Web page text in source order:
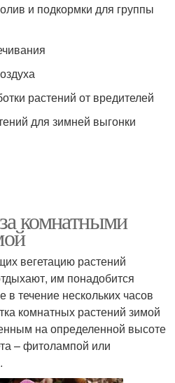
и подкормки для группы
растений от вредителей
для зимней выгонки
комнатными
вегетацию растений
им понадобится
в течение нескольких часов
комнатных растений зимой
на определенной высоте
– фитолампой или